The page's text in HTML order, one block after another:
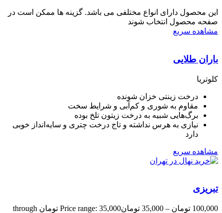
این محصول دارای انواع مختلفی می باشد. گزینه ها ممکن است در
صفحه محصول انتخاب شوند
مشاهده سریع
باران طلایی
کلوتریا
درخت زینتی خزان شونده
مقاوم به شوری و کم‌آبی و شرایط سخت
برگ‌هایی شبیه به درخت زیتون تلخ بوده
نیازی به هرس نداشته و تاج درخت چتری و سایه‌انداز خوبی
دارد
مشاهده سریع
تبریزی
100,000 تومان –
35,000 تومان
Price range: 35,000 تومان through